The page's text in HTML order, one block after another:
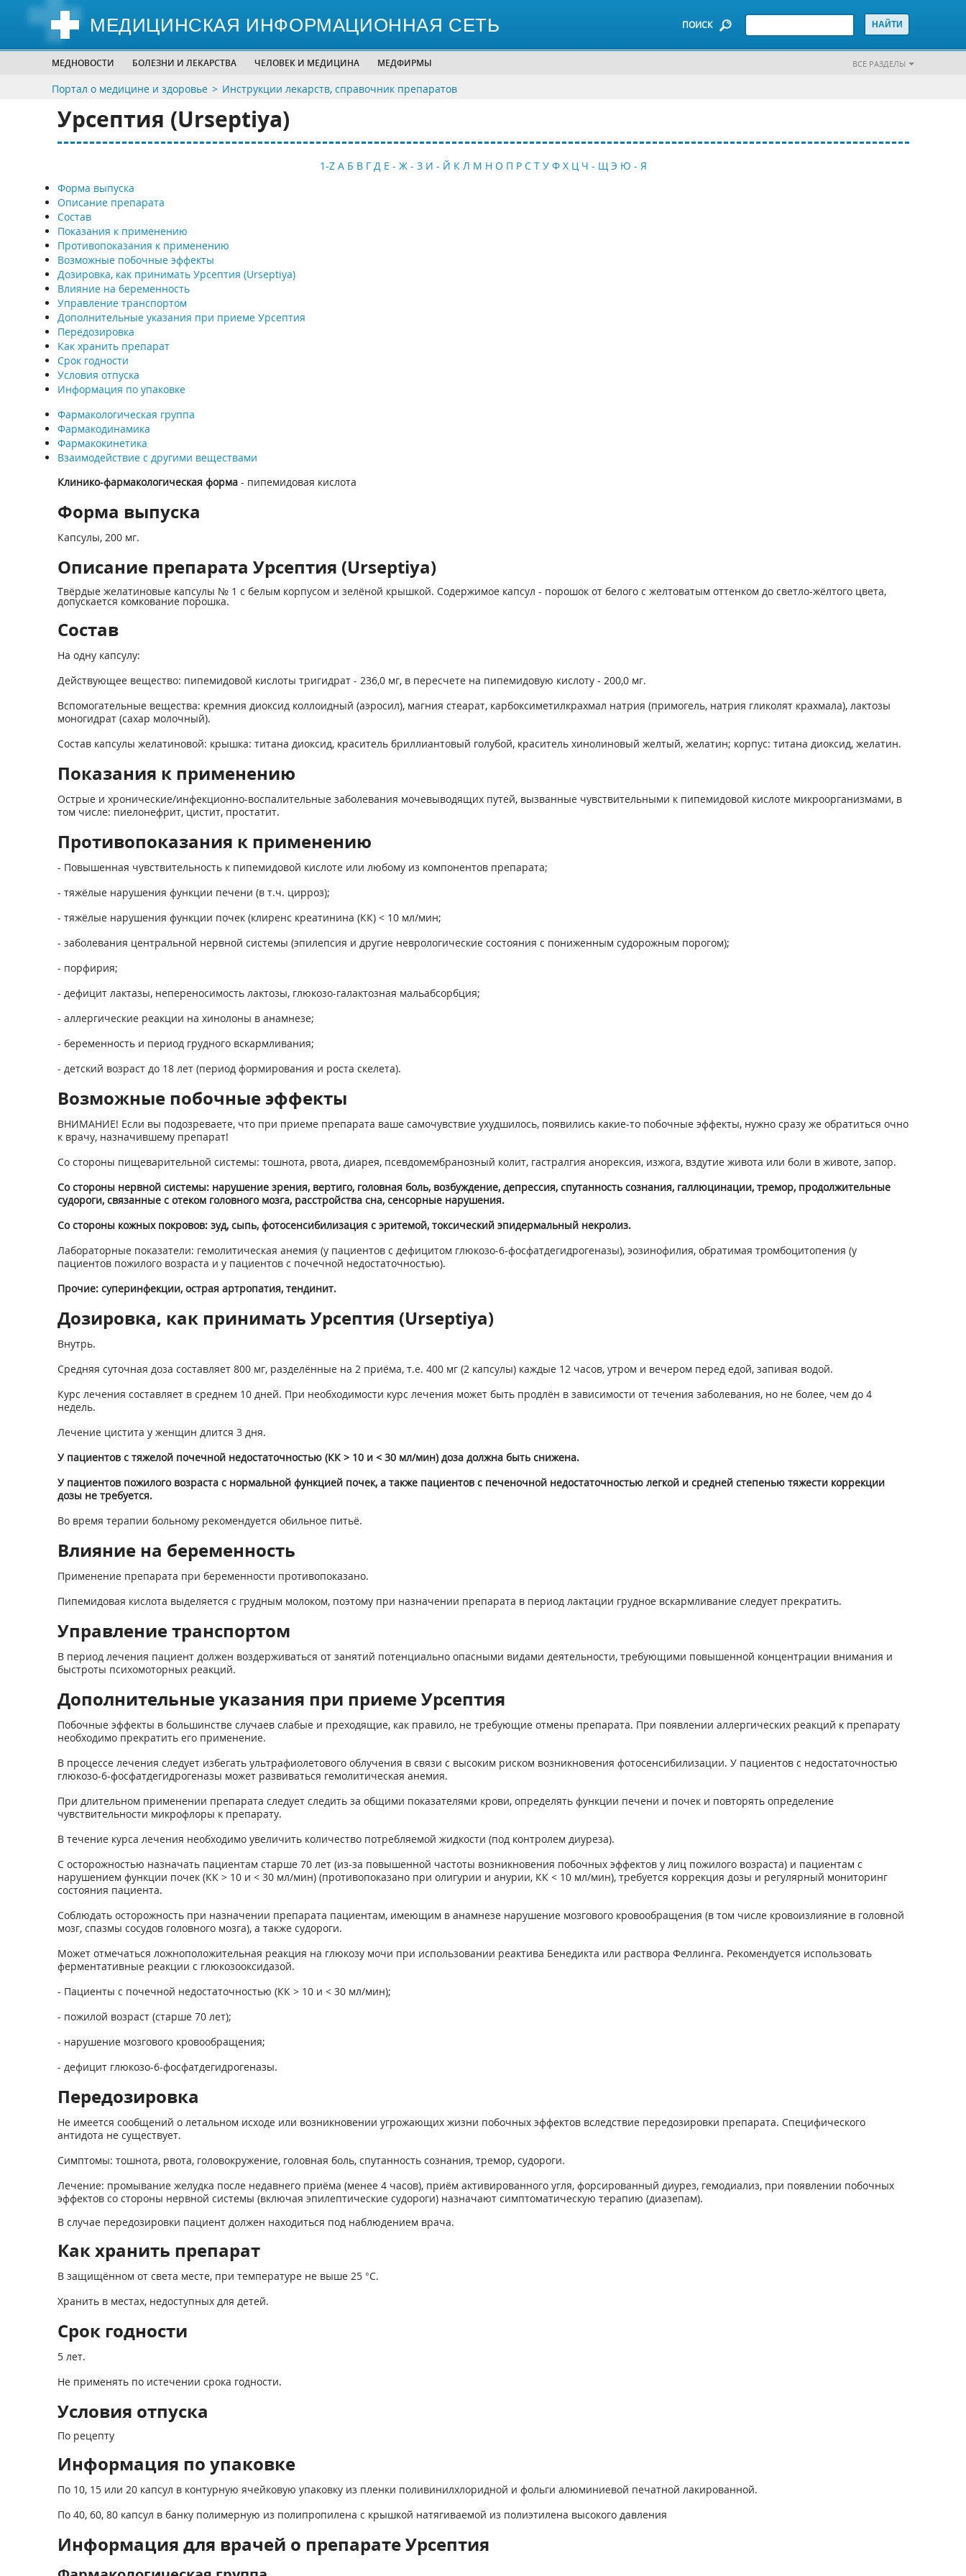
МЕДИЦИНСКАЯ ИНФОРМАЦИОННАЯ СЕТЬ ПОИСК
МЕДНОВОСТИ БОЛЕЗНИ И ЛЕКАРСТВА ЧЕЛОВЕК И МЕДИЦИНА МЕДФИРМЫ ВСЕ РАЗДЕЛЫ
Портал о медицине и здоровье Инструкции лекарств, справочник препаратов
Урсептия (Urseptiya)
1-Z А Б В Г Д Е - Ж - З И - Й К Л М Н О П Р С Т У Ф Х Ц Ч - Щ Э Ю - Я
Форма выпуска
Описание препарата
Состав
Показания к применению
Противопоказания к применению
Возможные побочные эффекты
Дозировка, как принимать Урсептия (Urseptiya)
Влияние на беременность
Управление транспортом
Дополнительные указания при приеме Урсептия
Передозировка
Как хранить препарат
Срок годности
Условия отпуска
Информация по упаковке
Фармакологическая группа
Фармакодинамика
Фармакокинетика
Взаимодействие с другими веществами
Клинико-фармакологическая форма- пипемидовая кислота
Форма выпуска
Капсулы, 200 мг.
Описание препарата Урсептия (Urseptiya)
Твёрдые желатиновые капсулы № 1 с белым корпусом и зелёной крышкой. Содержимое капсул - порошок от белого с желтоватым оттенком до светло-жёлтого цвета,
допускается комкование порошка.
Состав
На одну капсулу:
Действующее вещество: пипемидовой кислоты тригидрат - 236,0 мг, в пересчете на пипемидовую кислоту - 200,0 мг.
Вспомогательные вещества: кремния диоксид коллоидный (аэросил), магния стеарат, карбоксиметилкрахмал натрия (примогель, натрия гликолят крахмала), лактозы
моногидрат (сахар молочный).
Состав капсулы желатиновой: крышка: титана диоксид, краситель бриллиантовый голубой, краситель хинолиновый желтый, желатин; корпус: титана диоксид, желатин.
Показания к применению
Острые и хронические/инфекционно-воспалительные заболевания мочевыводящих путей, вызванные чувствительными к пипемидовой кислоте микроорганизмами, в
том числе: пиелонефрит, цистит, простатит.
Противопоказания к применению
- Повышенная чувствительность к пипемидовой кислоте или любому из компонентов препарата;
- тяжёлые нарушения функции печени (в т.ч. цирроз);
- тяжёлые нарушения функции почек (клиренс креатинина (КК) < 10 мл/мин;
- заболевания центральной нервной системы (эпилепсия и другие неврологические состояния с пониженным судорожным порогом);
- порфирия;
- дефицит лактазы, непереносимость лактозы, глюкозо-галактозная мальабсорбция;
- аллергические реакции на хинолоны в анамнезе;
- беременность и период грудного вскармливания;
- детский возраст до 18 лет (период формирования и роста скелета).
Возможные побочные эффекты
ВНИМАНИЕ! Если вы подозреваете, что при приеме препарата ваше самочувствие ухудшилось, появились какие-то побочные эффекты, нужно сразу же обратиться очно
к врачу, назначившему препарат!
Со стороны пищеварительной системы: тошнота, рвота, диарея, псевдомембранозный колит, гастралгия анорексия, изжога, вздутие живота или боли в животе, запор.
Со стороны нервной системы: нарушение зрения, вертиго, головная боль, возбуждение, депрессия, спутанность сознания, галлюцинации, тремор, продолжительные
судороги, связанные с отеком головного мозга, расстройства сна, сенсорные нарушения.
Со стороны кожных покровов: зуд, сыпь, фотосенсибилизация с эритемой, токсический эпидермальный некролиз.
Лабораторные показатели: гемолитическая анемия (у пациентов с дефицитом глюкозо-6-фосфатдегидрогеназы), эозинофилия, обратимая тромбоцитопения (у
пациентов пожилого возраста и у пациентов с почечной недостаточностью).
Прочие: суперинфекции, острая артропатия, тендинит.
Дозировка, как принимать Урсептия (Urseptiya)
Внутрь.
Средняя суточная доза составляет 800 мг, разделённые на 2 приёма, т.е. 400 мг (2 капсулы) каждые 12 часов, утром и вечером перед едой, запивая водой.
Курс лечения составляет в среднем 10 дней. При необходимости курс лечения может быть продлён в зависимости от течения заболевания, но не более, чем до 4
недель.
Лечение цистита у женщин длится 3 дня.
У пациентов с тяжелой почечной недостаточностью (КК > 10 и < 30 мл/мин) доза должна быть снижена.
У пациентов пожилого возраста с нормальной функцией почек, а также пациентов с печеночной недостаточностью легкой и средней степенью тяжести коррекции
дозы не требуется.
Во время терапии больному рекомендуется обильное питьё.
Влияние на беременность
Применение препарата при беременности противопоказано.
Пипемидовая кислота выделяется с грудным молоком, поэтому при назначении препарата в период лактации грудное вскармливание следует прекратить.
Управление транспортом
В период лечения пациент должен воздерживаться от занятий потенциально опасными видами деятельности, требующими повышенной концентрации внимания и
быстроты психомоторных реакций.
Дополнительные указания при приеме Урсептия
Побочные эффекты в большинстве случаев слабые и преходящие, как правило, не требующие отмены препарата. При появлении аллергических реакций к препарату
необходимо прекратить его применение.
В процессе лечения следует избегать ультрафиолетового облучения в связи с высоким риском возникновения фотосенсибилизации. У пациентов с недостаточностью
глюкозо-6-фосфатдегидрогеназы может развиваться гемолитическая анемия.
При длительном применении препарата следует следить за общими показателями крови, определять функции печени и почек и повторять определение
чувствительности микрофлоры к препарату.
В течение курса лечения необходимо увеличить количество потребляемой жидкости (под контролем диуреза).
С осторожностью назначать пациентам старше 70 лет (из-за повышенной частоты возникновения побочных эффектов у лиц пожилого возраста) и пациентам с
нарушением функции почек (КК > 10 и < 30 мл/мин) (противопоказано при олигурии и анурии, КК < 10 мл/мин), требуется коррекция дозы и регулярный мониторинг
состояния пациента.
Соблюдать осторожность при назначении препарата пациентам, имеющим в анамнезе нарушение мозгового кровообращения (в том числе кровоизлияние в головной
мозг, спазмы сосудов головного мозга), а также судороги.
Может отмечаться ложноположительная реакция на глюкозу мочи при использовании реактива Бенедикта или раствора Феллинга. Рекомендуется использовать
ферментативные реакции с глюкозооксидазой.
- Пациенты с почечной недостаточностью (КК > 10 и < 30 мл/мин);
- пожилой возраст (старше 70 лет);
- нарушение мозгового кровообращения;
- дефицит глюкозо-6-фосфатдегидрогеназы.
Передозировка
Не имеется сообщений о летальном исходе или возникновении угрожающих жизни побочных эффектов вследствие передозировки препарата. Специфического
антидота не существует.
Симптомы: тошнота, рвота, головокружение, головная боль, спутанность сознания, тремор, судороги.
Лечение: промывание желудка после недавнего приёма (менее 4 часов), приём активированного угля, форсированный диурез, гемодиализ, при появлении побочных
эффектов со стороны нервной системы (включая эпилептические судороги) назначают симптоматическую терапию (диазепам).
В случае передозировки пациент должен находиться под наблюдением врача.
Как хранить препарат
В защищённом от света месте, при температуре не выше 25 °С.
Хранить в местах, недоступных для детей.
Срок годности
5 лет.
Не применять по истечении срока годности.
Условия отпуска
По рецепту
Информация по упаковке
По 10, 15 или 20 капсул в контурную ячейковую упаковку из пленки поливинилхлоридной и фольги алюминиевой печатной лакированной.
По 40, 60, 80 капсул в банку полимерную из полипропилена с крышкой натягиваемой из полиэтилена высокого давления
Информация для врачей о препарате Урсептия